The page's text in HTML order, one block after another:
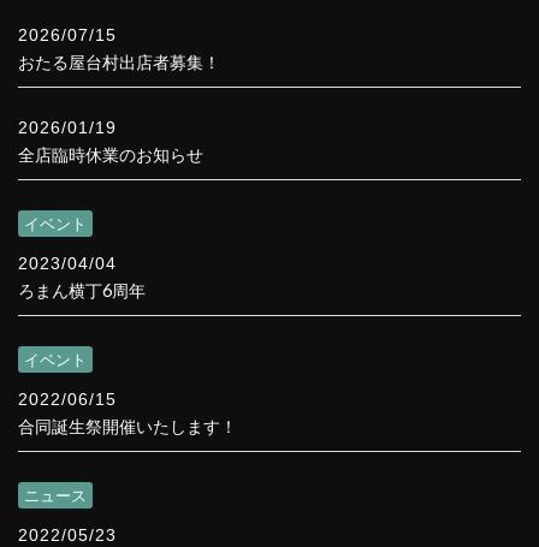
2026/07/15
おたる屋台村出店者募集！
2026/01/19
全店臨時休業のお知らせ
イベント
2023/04/04
ろまん横丁6周年
イベント
2022/06/15
合同誕生祭開催いたします！
ニュース
2022/05/23